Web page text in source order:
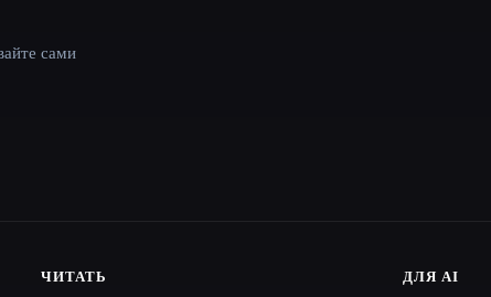
сами
ЧИТАТЬ ДЛЯ AI